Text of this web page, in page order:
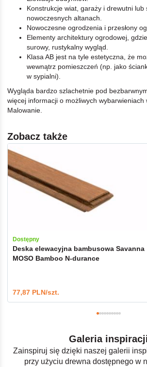
Konstrukcje wiat, garaży i drewutni lub
nowoczesnych altanach.
Nowoczesne ogrodzenia i przesłony
Elementy architektury ogrodowej,
surowy, rustykalny wygląd.
Klasa AB jest na tyle estetyczna, że
wewnątrz pomieszczeń (np. jako
w sypialni).
Wygląda bardzo szlachetnie pod
więcej informacji o możliwych wybarwieniach
Malowanie.
Zobacz także
Dostępny
Deska elewacyjna bambusowa Savanna
MOSO Bamboo N-durance
77,87 PLN/szt.
Galeria
Zainspiruj się dzięki naszej galerii
przy użyciu drewna dostępnego w